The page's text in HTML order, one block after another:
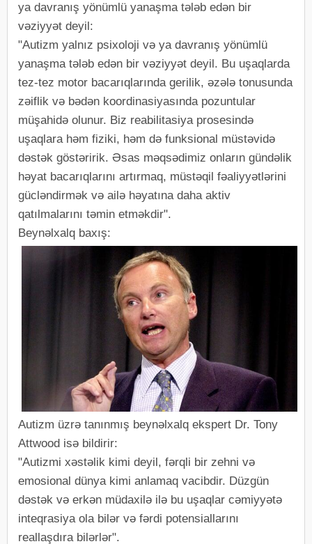
ya davranış yönümlü yanaşma tələb edən bir
vəziyyət deyil:
"Autizm yalnız psixoloji və ya davranış yönümlü
yanaşma tələb edən bir vəziyyət deyil. Bu uşaqlarda
tez-tez motor bacarıqlarında gerilik, əzələ tonusunda
zəiflik və bədən koordinasiyasında pozuntular
müşahidə olunur. Biz reabilitasiya prosesində
uşaqlara həm fiziki, həm də funksional müstəvidə
dəstək göstəririk. Əsas məqsədimiz onların gündəlik
həyat bacarıqlarını artırmaq, müstəqil fəaliyyətlərini
gücləndirmək və ailə həyatına daha aktiv
qatılmalarını təmin etməkdir".
Beynəlxalq baxış:
Autizm üzrə tanınmış beynəlxalq ekspert Dr. Tony
Attwood isə bildirir:
"Autizmi xəstəlik kimi deyil, fərqli bir zehni və
emosional dünya kimi anlamaq vacibdir. Düzgün
dəstək və erkən müdaxilə ilə bu uşaqlar cəmiyyətə
inteqrasiya ola bilər və fərdi potensiallarını
reallaşdıra bilərlər".